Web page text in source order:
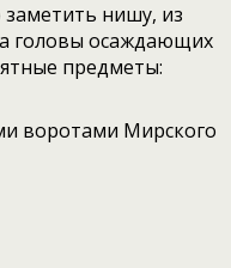
нишу, из
головы осаждающих
предметы: